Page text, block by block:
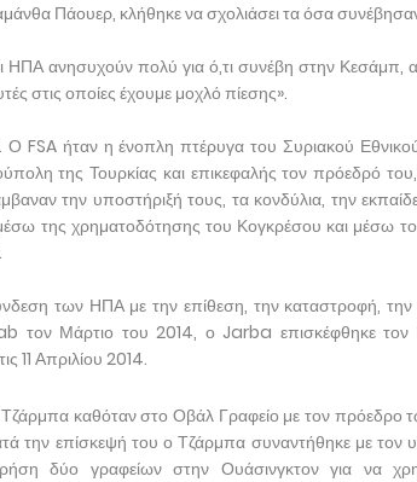
Πάουερ, κλήθηκε να σχολιάσει τα όσα
ανησυχούν πολύ για ό,τι συνέβη στην Κεσάμπ,
στις οποίες έχουμε μοχλό πίεσης».
FSA ήταν η ένοπλη πτέρυγα του Συριακού
της Τουρκίας και επικεφαλής τον πρόεδρό
την υποστήριξή τους, τα κονδύλια, την
της χρηματοδότησης του Κογκρέσου και μέσω
των ΗΠΑ με την επίθεση, την καταστροφή,
τον Μάρτιο του 2014, ο Jarba επισκέφθηκε τον
11 Απριλίου 2014.
Τζάρμπα καθόταν στο Οβάλ Γραφείο με τον
την επίσκεψή του ο Τζάρμπα συναντήθηκε με τον
δύο γραφείων στην Ουάσινγκτον για να